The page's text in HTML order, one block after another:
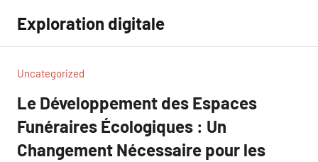
contenu
Exploration digitale
Uncategorized
Le Développement des Espaces
Funéraires Écologiques : Un
Changement Nécessaire pour les